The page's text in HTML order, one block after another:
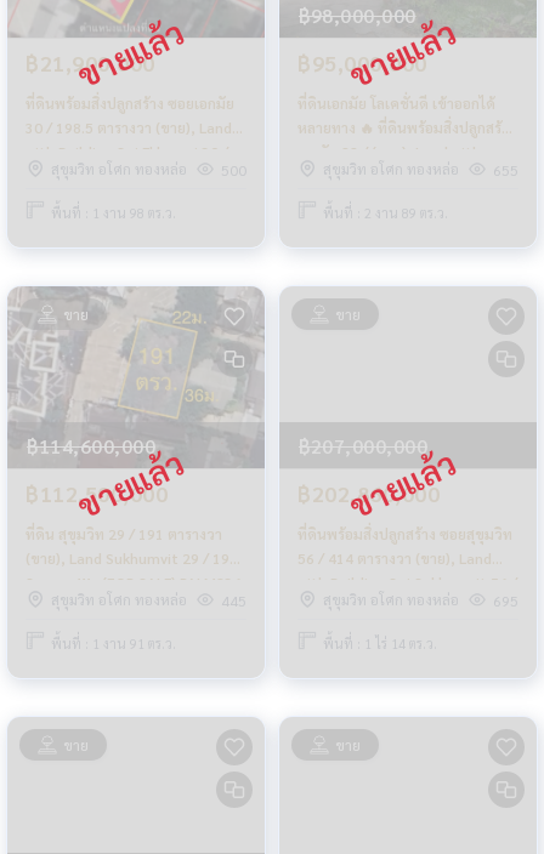
฿21,900,000
ที่ดินพร้อมสิ่งปลูกสร้าง ซอยเอกมัย
30 / 198.5 ตารางวา (ขาย), Land
with Building Soi Ekkamai 30 /
794 Square Metre (FOR SALE)
PALM751
สุขุมวิท อโศก ทองหล่อ 500
พื้นที่ : 1 งาน 98 ตร.ว.
฿98,000,000
฿95,000,000
ที่ดินเอกมัย โลเคชั่นดี เข้าออกได้
หลายทาง 🔥 ที่ดินพร้อมสิ่งปลูกสร้าง
เอกมัย 22 / (ขาย), Land with
Building Ekkamai 22 / (SALE)
PALM823
สุขุมวิท อโศก ทองหล่อ 655
พื้นที่ : 2 งาน 89 ตร.ว.
ขาย
฿114,600,000
฿112,500,000
ที่ดิน สุขุมวิท 29 / 191 ตารางวา
(ขาย), Land Sukhumvit 29 / 191
Square Wa (FOR SALE) PALM836
สุขุมวิท อโศก ทองหล่อ
445
พื้นที่ : 1 งาน 91 ตร.ว.
ขาย
฿207,000,000
฿202,860,000
ที่ดินพร้อมสิ่งปลูกสร้าง ซอยสุขุมวิท
56 / 414 ตารางวา (ขาย), Land
with Building Soi Sukhumvit 56 /
414 Square Wa (FOR SALE)
สุขุมวิท อโศก ทองหล่อ 695
พื้นที่ : 1 ไร่ 14 ตร.ว.
ขาย ขาย